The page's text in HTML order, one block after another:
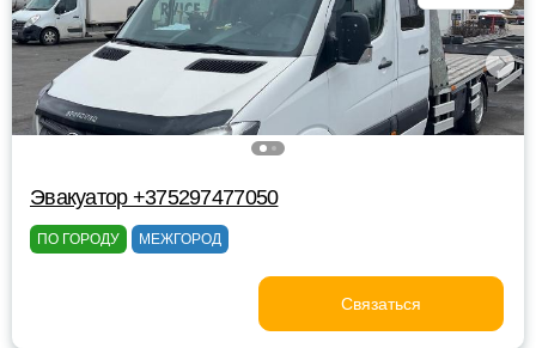
Эвакуатор +375297477050
ПО ГОРОДУ МЕЖГОРОД
Связаться